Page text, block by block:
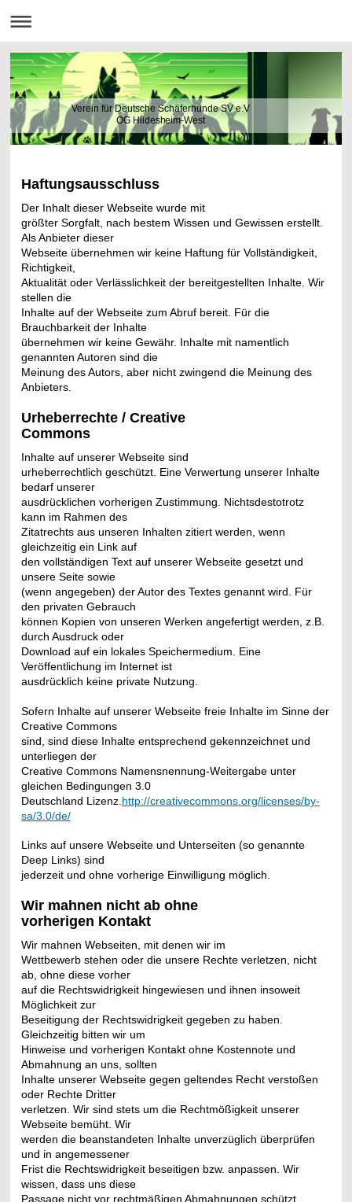
Verein für Deutsche Schäferhunde SV e.V
OG Hildesheim-West
Haftungsausschluss
Der Inhalt dieser Webseite wurde mit
größter Sorgfalt, nach bestem Wissen und Gewissen erstellt.
Als Anbieter dieser
Webseite übernehmen wir keine Haftung für Vollständigkeit,
Richtigkeit,
Aktualität oder Verlässlichkeit der bereitgestellten Inhalte. Wir
stellen die
Inhalte auf der Webseite zum Abruf bereit. Für die
Brauchbarkeit der Inhalte
übernehmen wir keine Gewähr. Inhalte mit namentlich
genannten Autoren sind die
Meinung des Autors, aber nicht zwingend die Meinung des
Anbieters.
Urheberrechte / Creative
Commons
Inhalte auf unserer Webseite sind
urheberrechtlich geschützt. Eine Verwertung unserer Inhalte
bedarf unserer
ausdrücklichen vorherigen Zustimmung. Nichtsdestotrotz
kann im Rahmen des
Zitatrechts aus unseren Inhalten zitiert werden, wenn
gleichzeitig ein Link auf
den vollständigen Text auf unserer Webseite gesetzt und
unsere Seite sowie
(wenn angegeben) der Autor des Textes genannt wird. Für
den privaten Gebrauch
können Kopien von unseren Werken angefertigt werden, z.B.
durch Ausdruck oder
Download auf ein lokales Speichermedium. Eine
Veröffentlichung im Internet ist
ausdrücklich keine private Nutzung.
Sofern Inhalte auf unserer Webseite freie Inhalte im Sinne der
Creative Commons
sind, sind diese Inhalte entsprechend gekennzeichnet und
unterliegen der
Creative Commons Namensnennung-Weitergabe unter
gleichen Bedingungen 3.0
Deutschland Lizenz.http://creativecommons.org/licenses/by-
sa/3.0/de/
Links auf unsere Webseite und Unterseiten (so genannte
Deep Links) sind
jederzeit und ohne vorherige Einwilligung möglich.
Wir mahnen nicht ab ohne
vorherigen Kontakt
Wir mahnen Webseiten, mit denen wir im
Wettbewerb stehen oder die unsere Rechte verletzen, nicht
ab, ohne diese vorher
auf die Rechtswidrigkeit hingewiesen und ihnen insoweit
Möglichkeit zur
Beseitigung der Rechtswidrigkeit gegeben zu haben.
Gleichzeitig bitten wir um
Hinweise und vorherigen Kontakt ohne Kostennote und
Abmahnung an uns, sollten
Inhalte unserer Webseite gegen geltendes Recht verstoßen
oder Rechte Dritter
verletzen. Wir sind stets um die Rechtmößigkeit unserer
Webseite bemüht. Wir
werden die beanstandeten Inhalte unverzüglich überprüfen
und in angemessener
Frist die Rechtswidrigkeit beseitigen bzw. anpassen. Wir
wissen, dass uns diese
Passage nicht vor rechtmäßigen Abmahnungen schützt.